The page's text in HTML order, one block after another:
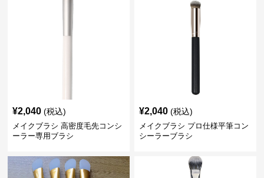
¥2,040 (税込)
メイクブラシ 高密度毛先コンシ
ーラー専用ブラシ
¥2,040 (税込)
メイクブラシ プロ仕様平筆コン
シーラーブラシ